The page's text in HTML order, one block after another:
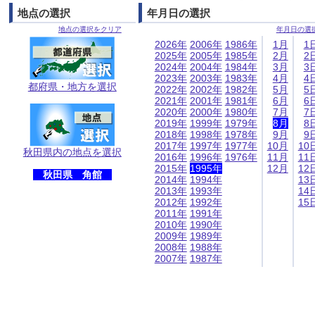
地点の選択
地点の選択をクリア
都府県・地方を選択
秋田県内の地点を選択
秋田県 角館
年月日の選択
年月日の選
2026年
2025年
2024年
2023年
2022年
2021年
2020年
2019年
2018年
2017年
2016年
2015年
2014年
2013年
2012年
2011年
2010年
2009年
2008年
2007年
2006年
2005年
2004年
2003年
2002年
2001年
2000年
1999年
1998年
1997年
1996年
1995年
1994年
1993年
1992年
1991年
1990年
1989年
1988年
1987年
1986年
1985年
1984年
1983年
1982年
1981年
1980年
1979年
1978年
1977年
1976年
1月
2月
3月
4月
5月
6月
7月
8月
9月
10月
11月
12月
1
2
3
4
5
6
7
8
9
10
11
12
13
14
15